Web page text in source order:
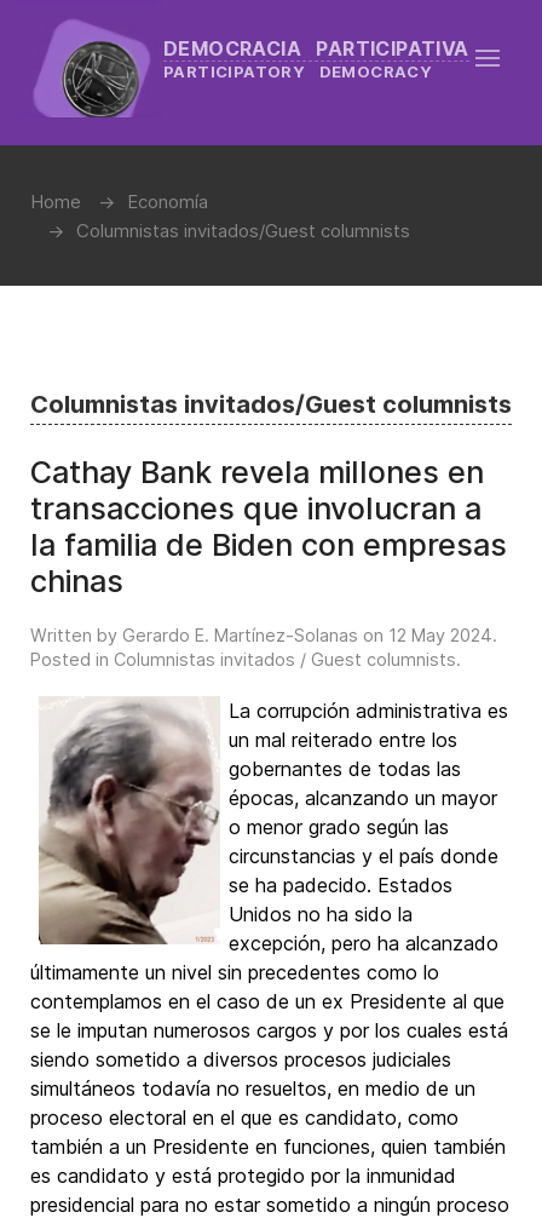
DEMOCRACIA PARTICIPATIVA
PARTICIPATORY DEMOCRACY
Home
Economía
Columnistas invitados/Guest columnists
Columnistas invitados/Guest columnists
Cathay Bank revela millones en
transacciones que involucran a
la familia de Biden con empresas
chinas
Written by Gerardo E. Martínez-Solanas on 12 May 2024.
Posted in Columnistas invitados / Guest columnists.
La corrupción administrativa es
un mal reiterado entre los
gobernantes de todas las
épocas, alcanzando un mayor
o menor grado según las
circunstancias y el país donde
se ha padecido. Estados
Unidos no ha sido la
excepción, pero ha alcanzado
últimamente un nivel sin precedentes como lo
contemplamos en el caso de un ex Presidente al que
se le imputan numerosos cargos y por los cuales está
siendo sometido a diversos procesos judiciales
simultáneos todavía no resueltos, en medio de un
proceso electoral en el que es candidato, como
también a un Presidente en funciones, quien también
es candidato y está protegido por la inmunidad
presidencial para no estar sometido a ningún proceso